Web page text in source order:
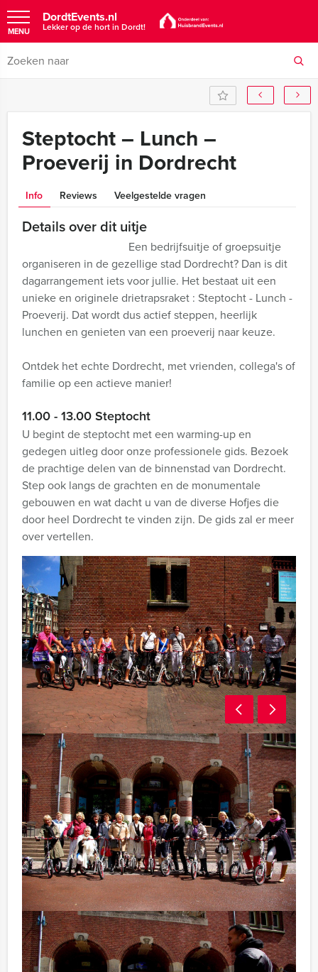
DordtEvents.nl
Lekker op de hort in Dordt!
MENU
Steptocht – Lunch –
Proeverij in Dordrecht
Info Reviews Veelgestelde vragen
Details over dit uitje
Een bedrijfsuitje of groepsuitje
organiseren in de gezellige stad Dordrecht? Dan is dit
dagarrangement iets voor jullie. Het bestaat uit een
unieke en originele drietrapsraket : Steptocht - Lunch -
Proeverij. Dat wordt dus actief steppen, heerlijk
lunchen en genieten van een proeverij naar keuze.
Ontdek het echte Dordrecht, met vrienden, collega's of
familie op een actieve manier!
11.00 - 13.00 Steptocht
U begint de steptocht met een warming-up en
gedegen uitleg door onze professionele gids. Bezoek
de prachtige delen van de binnenstad van Dordrecht.
Step ook langs de grachten en de monumentale
gebouwen en wat dacht u van de diverse Hofjes die
door heel Dordrecht te vinden zijn. De gids zal er meer
over vertellen.
13.15 - 14.30 Lunch
Na deze actieve steptocht is het tijd voor een heerlijke
lunch in het centrum van Dordrecht. U krijgt tijdens de
lunch voldoende tijd om nog de geschiedenis van
Dordrecht met elkaar rustig te bespreken. Uiteraard
kunt u het ook daar vooral niet over hebben...
14.30 - 15.30 Proeverij
Om de dag af te sluiten, eindigen jullie met een
heerlijke proeverij. De keuze voor een proeverij is
geheel op maat voor u te organiseren. Dordt Events
organiseert diverse proeverij in de binnenstad. Welk
proeverij spreekt u het meest aan?